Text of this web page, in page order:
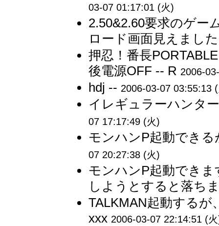
03-07 01:17:01 (火)
2.50&2.60要求のゲー
ロード画面見えまし
押忍！番長
後電源OFF -- R 2006-
hdj -- 2006-03-07 03:55:13
イレギュラーハンタ
07 17:17:49 (火)
モンハンP起動でき
07 20:27:38 (火)
モンハンP起動でき
しようとすると落ち
TALKMAN起動する
xxx 2006-03-07 22:14:51 (